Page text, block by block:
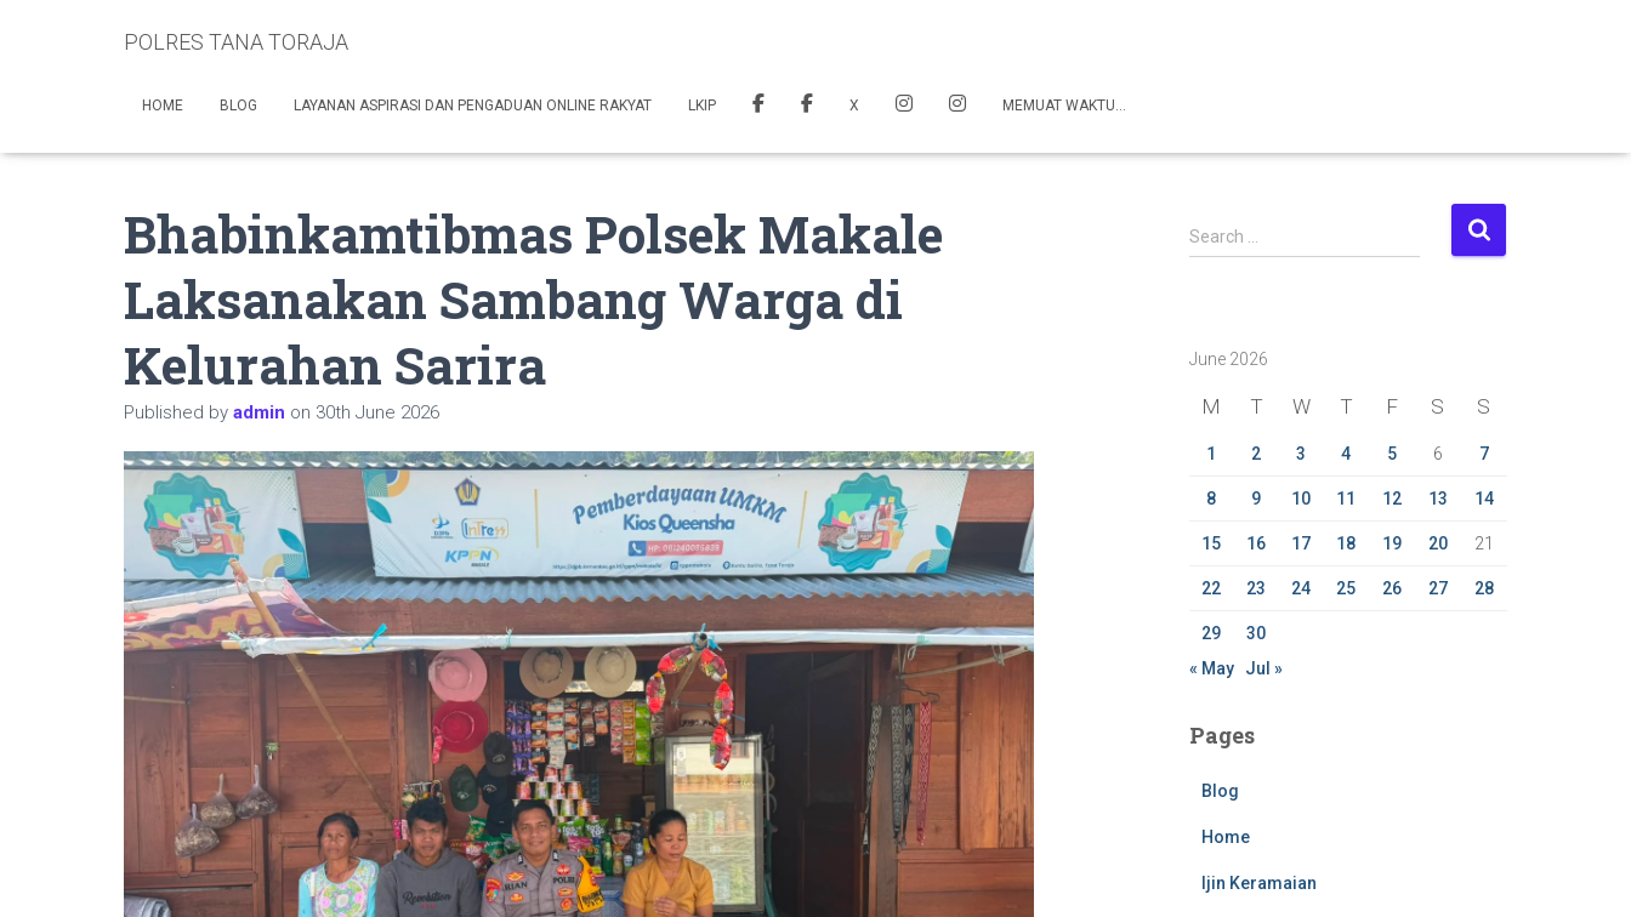
POLRES TANA TORAJA
HOME BLOG LAYANAN ASPIRASI DAN PENGADUAN ONLINE RAKYAT LKIP X MEMUAT WAKTU…
Bhabinkamtibmas Polsek Makale
Laksanakan Sambang Warga di
Kelurahan Sarira
Published by admin on 30th June 2026
S
e
h
Search …
June 2026
M T W T F S S
1 2 3 4 5 6 7
8 9 10 11 12 13 14
15 16 17 18 19 20 21
22 23 24 25 26 27 28
29
30
« May
Jul »
Pages
Blog
Home
Ijin Keramaian